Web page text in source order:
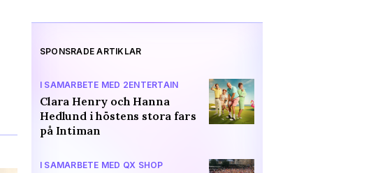
SPONSRADE ARTIKLAR
I SAMARBETE MED 2ENTERTAIN
Clara Henry och Hanna
Hedlund i höstens stora fars
på Intiman
I SAMARBETE MED QX SHOP